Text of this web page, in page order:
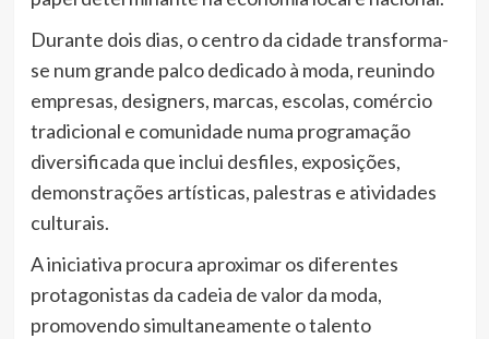
Durante dois dias, o centro da cidade transforma-
se num grande palco dedicado à moda, reunindo
empresas, designers, marcas, escolas, comércio
tradicional e comunidade numa programação
diversificada que inclui desfiles, exposições,
demonstrações artísticas, palestras e atividades
culturais.
A iniciativa procura aproximar os diferentes
protagonistas da cadeia de valor da moda,
promovendo simultaneamente o talento